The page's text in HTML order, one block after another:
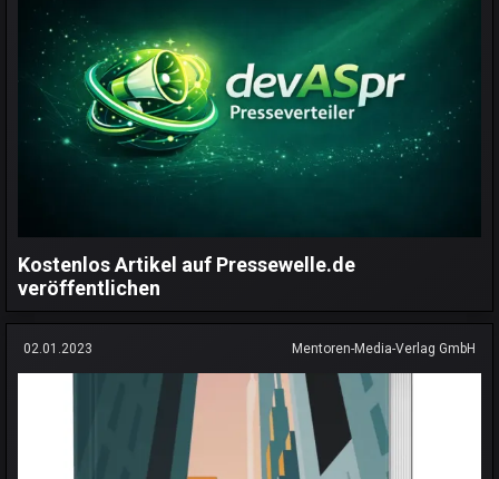
Kostenlos Artikel auf Pressewelle.de
veröffentlichen
02.01.2023 Mentoren-Media-Verlag GmbH